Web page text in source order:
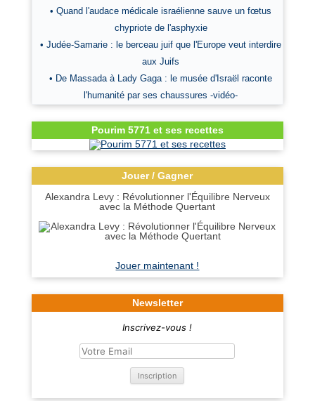
• Quand l'audace médicale israélienne sauve un fœtus
chypriote de l'asphyxie
• Judée-Samarie : le berceau juif que l'Europe veut interdire
aux Juifs
• De Massada à Lady Gaga : le musée d'Israël raconte
l'humanité par ses chaussures -vidéo-
Pourim 5771 et ses recettes
Jouer / Gagner
Alexandra Levy : Révolutionner l'Équilibre Nerveux
avec la Méthode Quertant
Jouer maintenant !
Newsletter
Inscrivez-vous !